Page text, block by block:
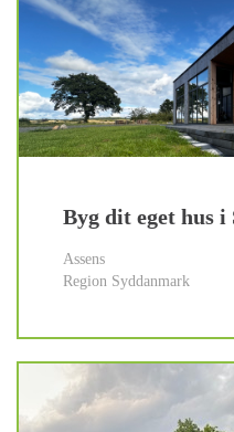
Byg dit eget hus
Assens
Region Syddanmark